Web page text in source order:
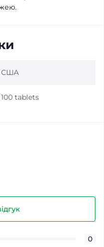
США
100 tablets
0